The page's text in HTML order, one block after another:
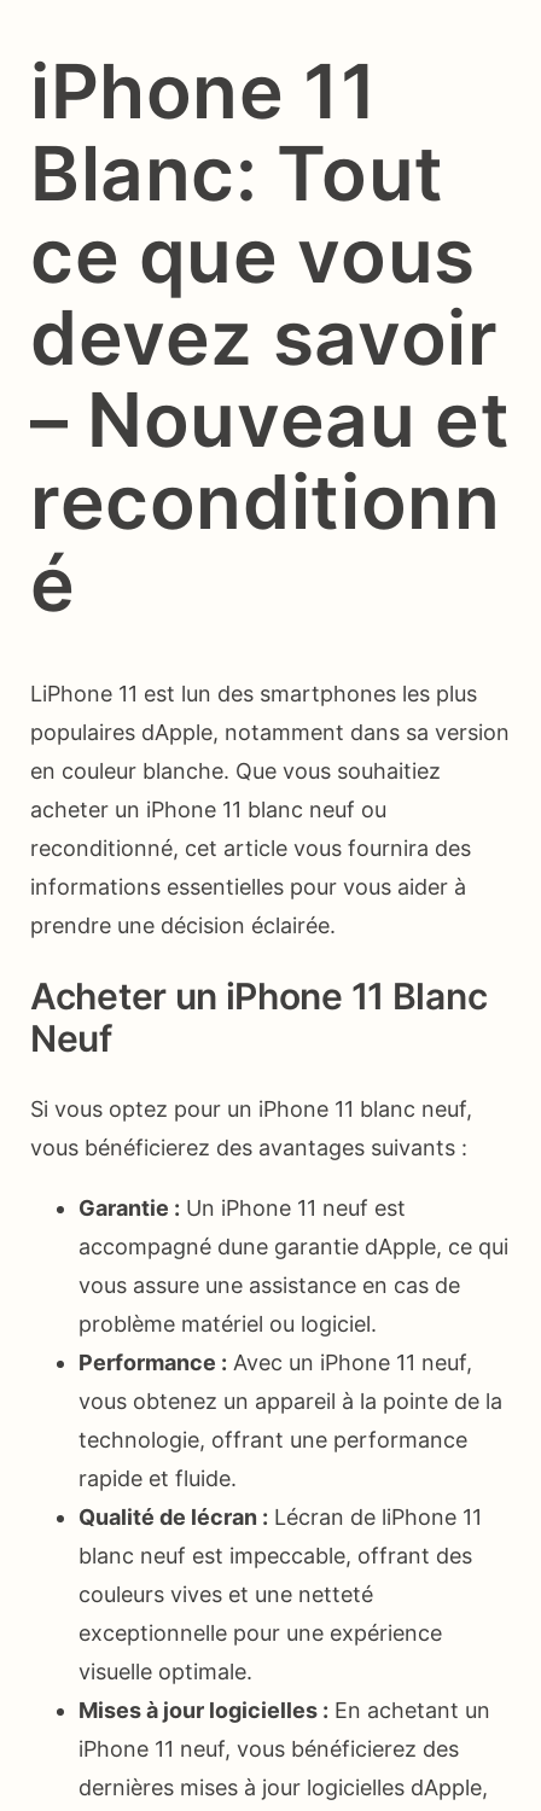
iPhone 11
Blanc: Tout
ce que vous
devez savoir
– Nouveau et
reconditionn
é
LiPhone 11 est lun des smartphones les plus
populaires dApple, notamment dans sa version
en couleur blanche. Que vous souhaitiez
acheter un iPhone 11 blanc neuf ou
reconditionné, cet article vous fournira des
informations essentielles pour vous aider à
prendre une décision éclairée.
Acheter un iPhone 11 Blanc
Neuf
Si vous optez pour un iPhone 11 blanc neuf,
vous bénéficierez des avantages suivants :
Garantie : Un iPhone 11 neuf est
accompagné dune garantie dApple, ce qui
vous assure une assistance en cas de
problème matériel ou logiciel.
Performance : Avec un iPhone 11 neuf,
vous obtenez un appareil à la pointe de la
technologie, offrant une performance
rapide et fluide.
Qualité de lécran : Lécran de liPhone 11
blanc neuf est impeccable, offrant des
couleurs vives et une netteté
exceptionnelle pour une expérience
visuelle optimale.
Mises à jour logicielles : En achetant un
iPhone 11 neuf, vous bénéficierez des
dernières mises à jour logicielles dApple,